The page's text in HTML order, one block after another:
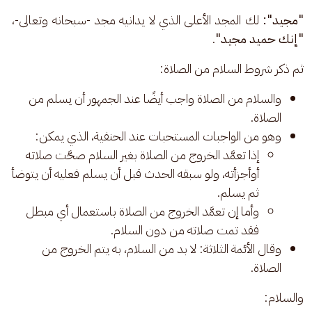
"مجيد": لك المجد الأعلى الذي لا يدانيه مجد -سبحانه وتعالى-،
"إنك حميد مجيد".
ثم ذكر شروط السلام من الصلاة:
والسلام من الصلاة واجب أيضًا عند الجمهور أن يسلم من
الصلاة.
وهو من الواجبات المستحبات عند الحنفية، الذي يمكن:
إذا تعمَّد الخروج من الصلاة بغير السلام صحَّت صلاته
أوأجزأته، ولو سبقه الحدث قبل أن يسلم فعليه أن يتوضأ
ثم يسلم.
وأما إن تعمَّد الخروج من الصلاة باستعمال أي مبطل
فقد تمت صلاته من دون السلام.
وقال الأئمة الثلاثة: لا بد من السلام، به يتم الخروج من
الصلاة.
والسلام: